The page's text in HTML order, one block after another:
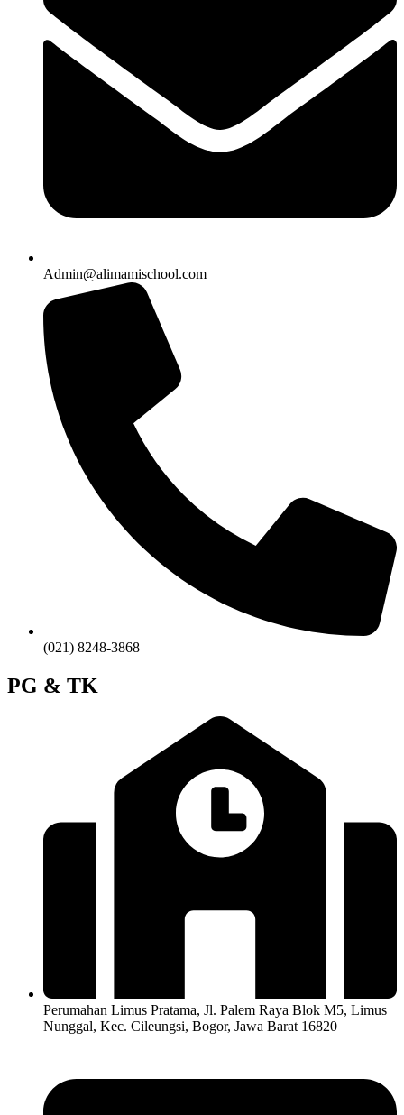
Admin@alimamischool.com
(021) 8248-3868
PG & TK
Perumahan Limus Pratama, Jl. Palem Raya Blok M5, Limus
Nunggal, Kec. Cileungsi, Bogor, Jawa Barat 16820